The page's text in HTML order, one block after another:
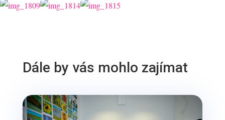
Dále by vás mohlo zajímat